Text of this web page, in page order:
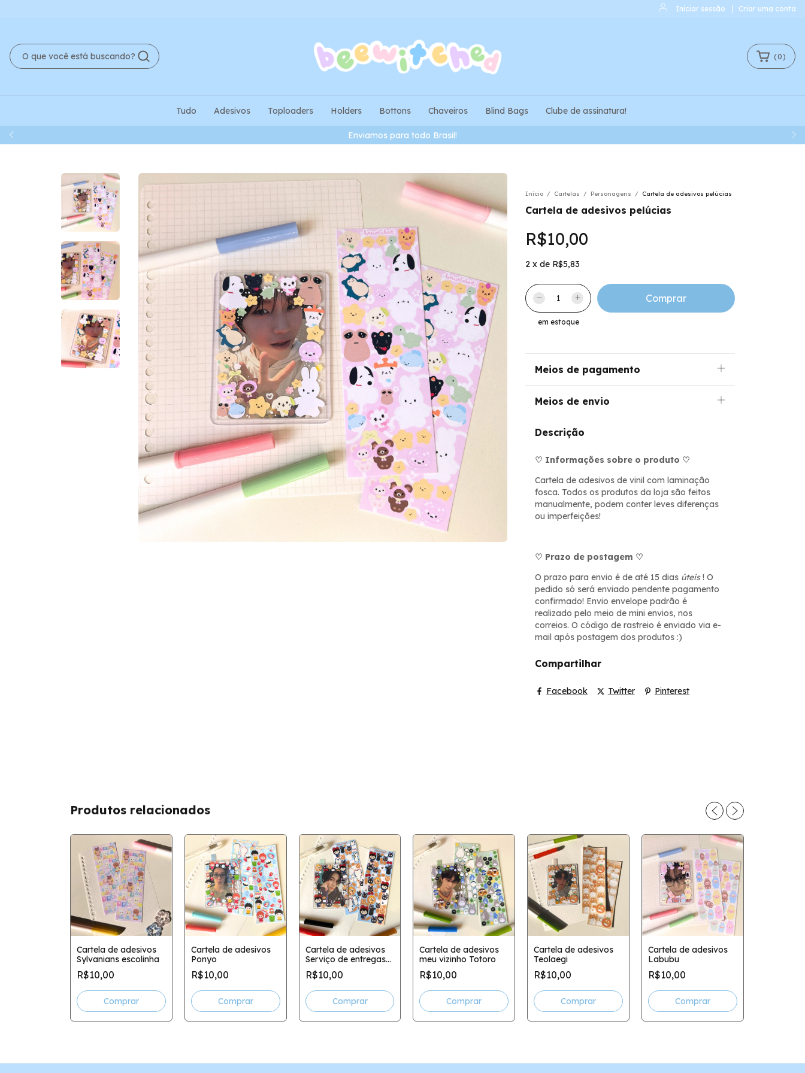
Iniciar sessão Criar uma conta
Pagamentos em Pix tem 3% de desconto!
(0)
Tudo Adesivos Toploaders Holders Bottons Chaveiros Blind Bags Clube de assinatura!
Início / Cartelas / Personagens / Cartela de adesivos pelúcias
Cartela de adesivos pelúcias
R$10,00
2 x de R$5,83
em estoque
Meios de pagamento
Meios de envio
Descrição
♡ Informações sobre o produto ♡
Cartela de adesivos de vinil com laminação
fosca. Todos os produtos da loja são feitos
manualmente, podem conter leves diferenças
ou imperfeições!
♡ Prazo de postagem ♡
O prazo para envio é de até 15 dias úteis! O
pedido só será enviado pendente pagamento
confirmado! Envio envelope padrão é
realizado pelo meio de mini envios, nos
correios. O código de rastreio é enviado via e-
mail após postagem dos produtos :)
Compartilhar
Facebook Twitter Pinterest
Produtos relacionados
Cartela de adesivos
Sylvanians escolinha
R$10,00
Cartela de adesivos
Ponyo
R$10,00
Cartela de adesivos
Serviço de entregas
da Kiki
R$10,00
Cartela de adesivos
meu vizinho Totoro
R$10,00
Cartela de adesivos
Teolaegi
R$10,00
Cartela de adesivos
Labubu
R$10,00